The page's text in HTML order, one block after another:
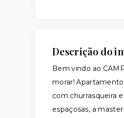
Descrição do
Bem vindo ao
morar!
com churrasqueira
espaçosas, a